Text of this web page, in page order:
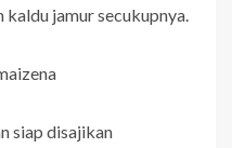
jamur secukupnya.
siap disajikan